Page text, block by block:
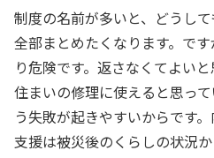
制度の名前が多いと、どうし
全部まとめたくなります。で
り危険です。返さなくてよい
住まいの修理に使えると思っ
う失敗が起きやすいからです
支援は被災後のくらしの状況